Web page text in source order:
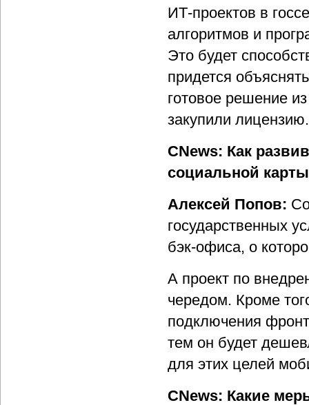
ИТ-проектов в
алгоритмов и
Это будет
придется
готовое решение
закупили лицензию.
CNews: Как
социальной
Алексей Попов:
государственных
бэк-офиса, о
А проект по
чередом. Кроме
подключения
тем он будет
для этих целей
CNews: Какие